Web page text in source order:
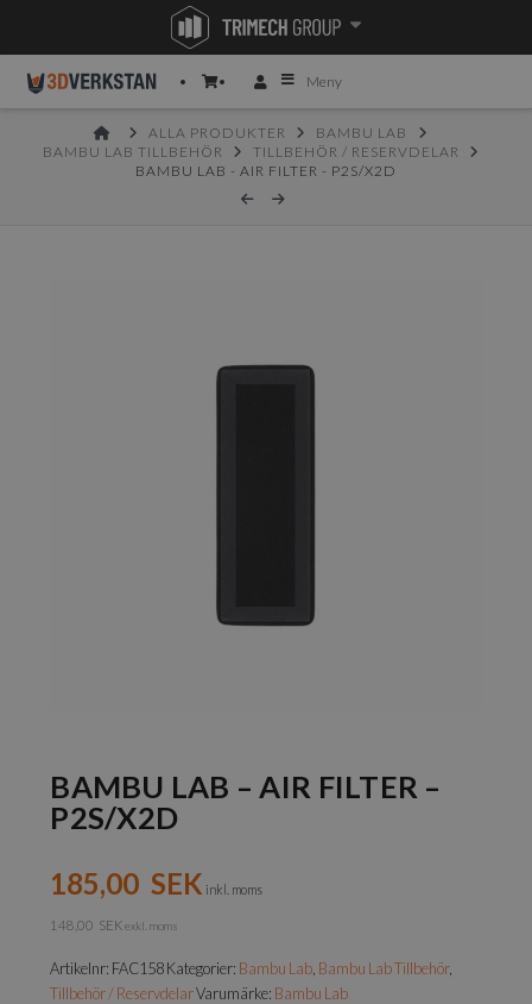
Meny
HOMEALLA PRODUKTER
BAMBU LAB
BAMBU LAB TILLBEHÖR
TILLBEHÖR / RESERVDELAR
BAMBU LAB - AIR FILTER - P2S/X2D
BAMBU LAB – AIR FILTER –
P2S/X2D
185,00 SEK inkl. moms
148,00 SEK exkl. moms
Artikelnr: FAC158Kategorier: Bambu Lab Bambu Lab Tillbehör,
Tillbehör / ReservdelarVarumärke: Bambu Lab